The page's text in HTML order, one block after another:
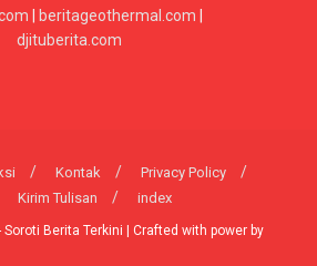
beritageothermal.com
djituberita.com
Kontak
Privacy Policy
Kirim Tulisan index
Soroti Berita Terkini | Crafted with power by